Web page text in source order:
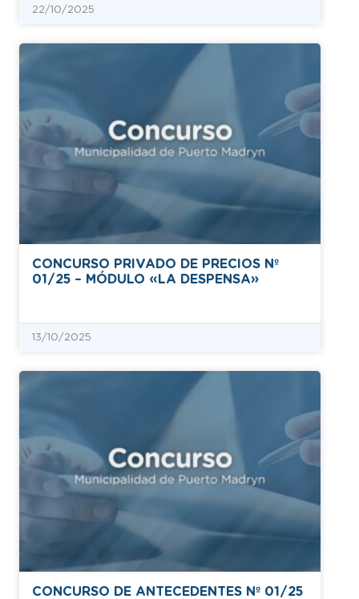
22/10/2025
CONCURSO PRIVADO DE PRECIOS Nº
01/25 – MÓDULO «LA DESPENSA»
13/10/2025
CONCURSO DE ANTECEDENTES Nº 01/25